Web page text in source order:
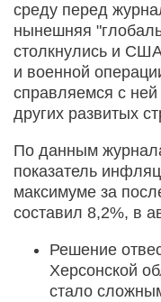
среду перед
нынешняя
столкнулись и
и военной
справляемся с
других развитых
По данным
показатель
максимуме за
составил 8,2%, в
Решение
Херсонской
стало